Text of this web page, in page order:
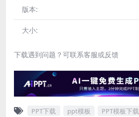
版本:
大小:
下载遇到问题？可联系客服或反馈
PPT下载 ppt模板 PPT模板下载